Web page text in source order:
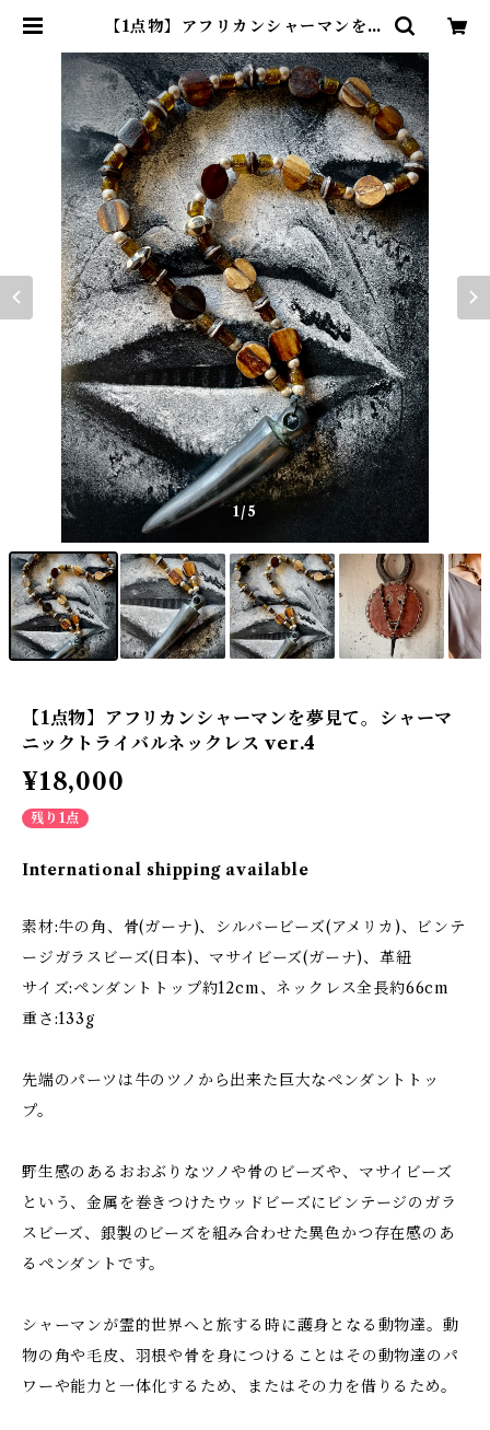
【1点物】アフリカンシャーマンを夢
ックレス ver.4 | 博物ジュエリー
E.JXOGA
1/5
【1点物】アフリカンシャーマンを夢見て。シャーマ
ニックトライバルネックレス ver.4
¥18,000
残り1点
International shipping available
素材:牛の角、骨(ガーナ)、シルバービーズ(アメリカ)、ビンテ
ージガラスビーズ(日本)、マサイビーズ(ガーナ)、革紐
サイズ:ペンダントトップ約12cm、ネックレス全長約66cm
重さ:133g
先端のパーツは牛のツノから出来た巨大なペンダントトッ
プ。
野生感のあるおおぶりなツノや骨のビーズや、マサイビーズ
という、金属を巻きつけたウッドビーズにビンテージのガラ
スビーズ、銀製のビーズを組み合わせた異色かつ存在感のあ
るペンダントです。
シャーマンが霊的世界へと旅する時に護身となる動物達。動
物の角や毛皮、羽根や骨を身につけることはその動物達のパ
ワーや能力と一体化するため、またはその力を借りるため。